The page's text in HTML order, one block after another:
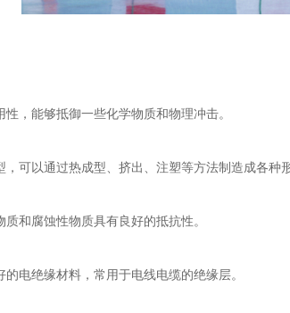
，能够抵御一些化学物质和物理冲击。
可以通过热成型、挤出、注塑等方法制造成各种
和腐蚀性物质具有良好的抵抗性。
电绝缘材料，常用于电线电缆的绝缘层。